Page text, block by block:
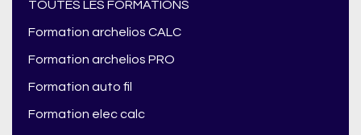
TOUTES LES FORMATIONS
Formation archelios CALC
Formation archelios PRO
Formation auto fil
Formation elec calc